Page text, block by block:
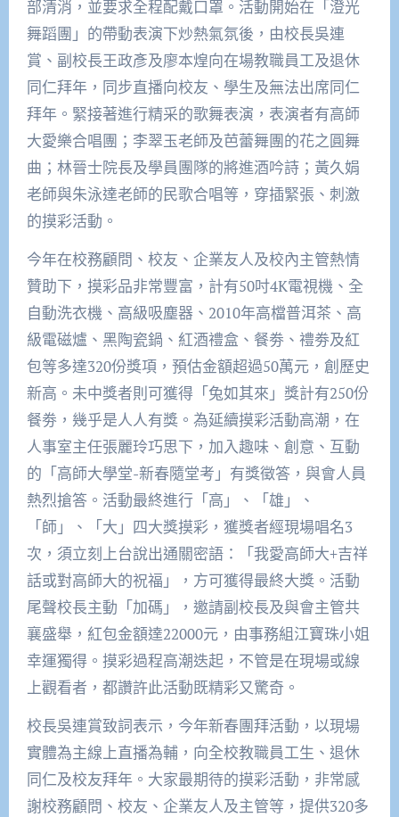
部清消，並要求全程配戴口罩。活動開始在「澄光
舞蹈團」的帶動表演下炒熱氣氛後，由校長吳連
賞、副校長王政彥及廖本煌向在場教職員工及退休
同仁拜年，同步直播向校友、學生及無法出席同仁
拜年。緊接著進行精采的歌舞表演，表演者有高師
大愛樂合唱團；李翠玉老師及芭蕾舞團的花之圓舞
曲；林晉士院長及學員團隊的將進酒吟詩；黃久娟
老師與朱泳達老師的民歌合唱等，穿插緊張、刺激
的摸彩活動。
今年在校務顧問、校友、企業友人及校內主管熱情
贊助下，摸彩品非常豐富，計有50吋4K電視機、全
自動洗衣機、高級吸塵器、2010年高檔普洱茶、高
級電磁爐、黑陶瓷鍋、紅酒禮盒、餐劵、禮劵及紅
包等多達320份獎項，預估金額超過50萬元，創歷史
新高。未中獎者則可獲得「兔如其來」獎計有250份
餐劵，幾乎是人人有獎。為延續摸彩活動高潮，在
人事室主任張麗玲巧思下，加入趣味、創意、互動
的「高師大學堂-新春隨堂考」有獎徵答，與會人員
熱烈搶答。活動最終進行「高」、「雄」、
「師」、「大」四大獎摸彩，獲獎者經現場唱名3
次，須立刻上台說出通關密語：「我愛高師大+吉祥
話或對高師大的祝福」，方可獲得最終大獎。活動
尾聲校長主動「加碼」，邀請副校長及與會主管共
襄盛舉，紅包金額達22000元，由事務組江寶珠小姐
幸運獨得。摸彩過程高潮迭起，不管是在現場或線
上觀看者，都讚許此活動既精彩又驚奇。
校長吳連賞致詞表示，今年新春團拜活動，以現場
實體為主線上直播為輔，向全校教職員工生、退休
同仁及校友拜年。大家最期待的摸彩活動，非常感
謝校務顧問、校友、企業友人及主管等，提供320多